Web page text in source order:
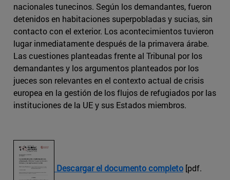
nacionales tunecinos. Según los demandantes, fueron
detenidos en habitaciones superpobladas y sucias, sin
contacto con el exterior. Los acontecimientos tuvieron
lugar inmediatamente después de la primavera árabe.
Las cuestiones planteadas frente al Tribunal por los
demandantes y los argumentos planteados por los
jueces son relevantes en el contexto actual de crisis
europea en la gestión de los flujos de refugiados por las
instituciones de la UE y sus Estados miembros.
Descargar el documento completo [pdf.